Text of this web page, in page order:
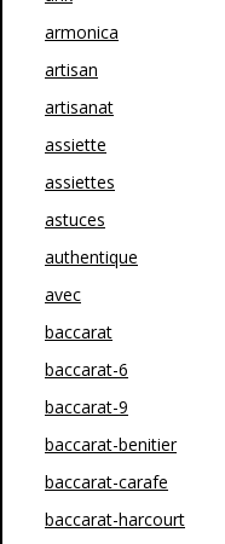
armonica
artisan
artisanat
assiette
assiettes
astuces
authentique
avec
baccarat
baccarat-6
baccarat-9
baccarat-benitier
baccarat-carafe
baccarat-harcourt